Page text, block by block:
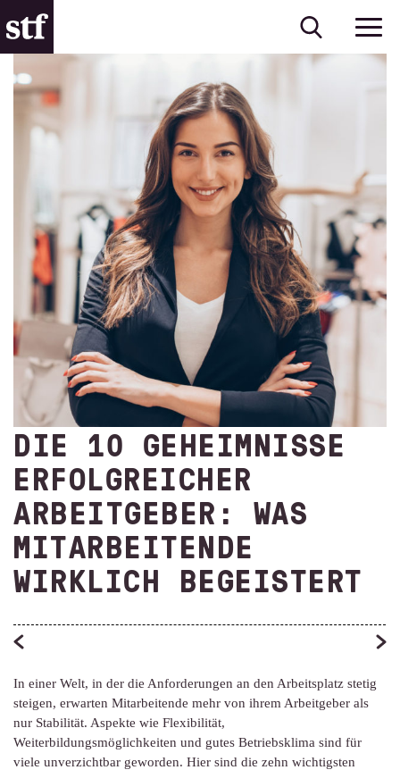
DIE 10 GEHEIMNISSE
ERFOLGREICHER
ARBEITGEBER: WAS
MITARBEITENDE
WIRKLICH BEGEISTERT
In einer Welt, in der die Anforderungen an den Arbeitsplatz stetig
steigen, erwarten Mitarbeitende mehr von ihrem Arbeitgeber als
nur Stabilität. Aspekte wie Flexibilität,
Weiterbildungsmöglichkeiten und gutes Betriebsklima sind für
viele unverzichtbar geworden. Hier sind die zehn wichtigsten